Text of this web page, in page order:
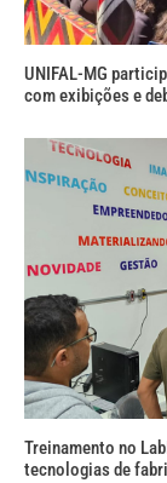
UNIFAL-MG
com exibições e
Treinamento no
tecnologias de